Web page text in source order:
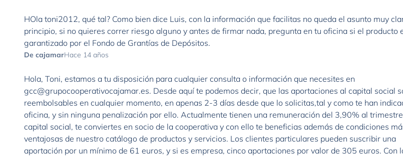
HOla toni2012, qué tal? Como bien dice Luis, con la información que facilitas no queda el asunto muy
principio, si no quieres correr riesgo alguno y antes de firmar nada, pregunta en tu oficina si el producto
garantizado por el Fondo de Grantías de Depósitos.
De cajamarHace 14 años
Hola, Toni, estamos a tu disposición para cualquier consulta o información que necesites en
gcc@grupocooperativocajamar.es. Desde aquí te podemos decir, que las aportaciones al capital social
reembolsables en cualquier momento, en apenas 2-3 días desde que lo solicitas,tal y como te han
oficina, y sin ninguna penalización por ello. Actualmente tienen una remuneración del 3,90% al
capital social, te conviertes en socio de la cooperativa y con ello te beneficias además de condiciones
ventajosas de nuestro catálogo de productos y servicios. Los clientes particulares pueden suscribir una
aportación por un mínimo de 61 euros, y si es empresa, cinco aportaciones por valor de 305 euros. Con